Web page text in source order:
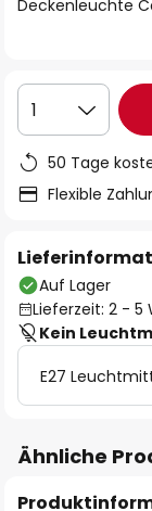
Deckenleuchte
1
50 Tage
Flexible
Auf Lager
Lieferzeit: 2 - 5
Kein
E27
Ähnliche